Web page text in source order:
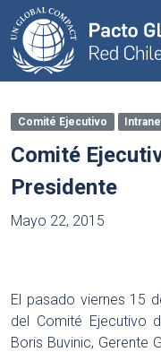
Comité Ejecutivo
Comité
Presidente
Mayo 22, 2015
El pasado viernes 15
del Comité Ejecutivo
Boris Buvinic, Gerente